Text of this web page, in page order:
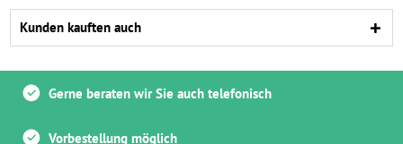
Kunden kauften auch
Gerne beraten wir Sie auch telefonisch
Vorbestellung möglich